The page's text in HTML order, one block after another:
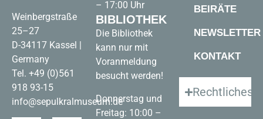
Weinbergstraße
25–27
D-34117 Kassel |
Germany
Tel. +49 (0)561
918 93-15
info@sepulkralmuseum.de
– 17:00 Uhr
BIBLIOTHEK
Die Bibliothek
kann nur mit
Voranmeldung
besucht werden!
Donnerstag und
Freitag: 10:00 –
BEIRÄTE
NEWSLETTER
KONTAKT
Rechtliches